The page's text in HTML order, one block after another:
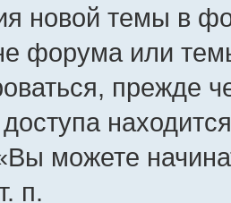
новой темы в
форума или
прежде
можете
п.